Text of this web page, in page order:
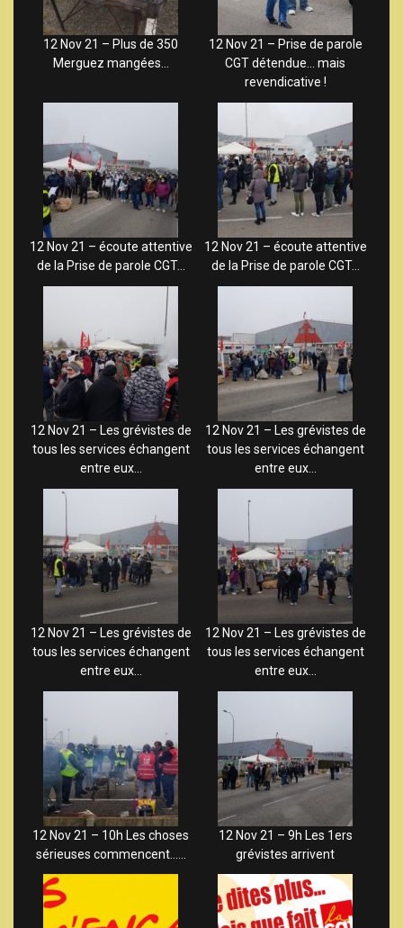
12 Nov 21 – Plus de 350
Merguez mangées…
12 Nov 21 – Prise de parole
CGT détendue… mais
revendicative !
12 Nov 21 – écoute attentive
de la Prise de parole CGT…
12 Nov 21 – écoute attentive
de la Prise de parole CGT…
12 Nov 21 – Les grévistes de
tous les services échangent
entre eux…
12 Nov 21 – Les grévistes de
tous les services échangent
entre eux…
12 Nov 21 – Les grévistes de
tous les services échangent
entre eux…
12 Nov 21 – Les grévistes de
tous les services échangent
entre eux…
12 Nov 21 – 10h Les choses
sérieuses commencent……
12 Nov 21 – 9h Les 1ers
grévistes arrivent